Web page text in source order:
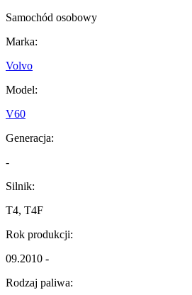
Samochód osobowy
Marka:
Volvo
Model:
V60
Generacja:
-
Silnik:
T4, T4F
Rok produkcji:
09.2010 -
Rodzaj paliwa: